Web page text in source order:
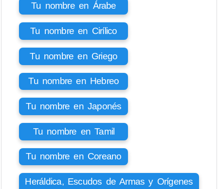
Tu nombre en Árabe
Tu nombre en Cirílico
Tu nombre en Griego
Tu nombre en Hebreo
Tu nombre en Japonés
Tu nombre en Tamil
Tu nombre en Coreano
Heráldica, Escudos de Armas y Orígenes